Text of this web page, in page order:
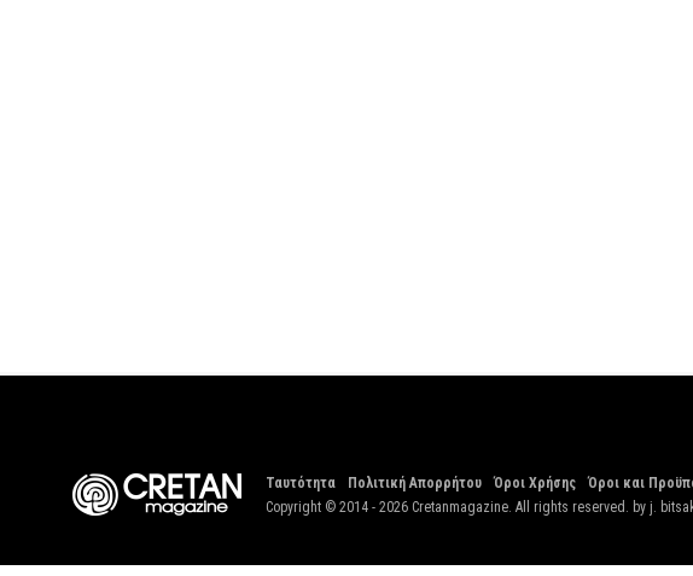
Ταυτότητα Πολιτική Απορρήτου Όροι Χρήσης
Όροι και
Copyright © 2014 - 2026 Cretanmagazine. All rights reserved. by j.